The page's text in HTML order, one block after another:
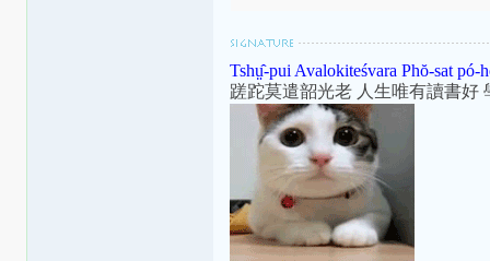
Tshṳ̂-pui Avalokiteśvara Phŏ-sat pó-
蹉跎莫遣韶光老 人生唯有讀書好